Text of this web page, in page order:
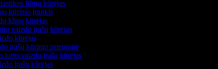
filmų kūrėjas
kūrimo įrankis
klipų kūrėjas
vaizdo įrašų kūrėjas
kūrėjas
įrašų kūrimo priemonė
turto vaizdo įrašų kūrėjas
įrašų kūrėjas